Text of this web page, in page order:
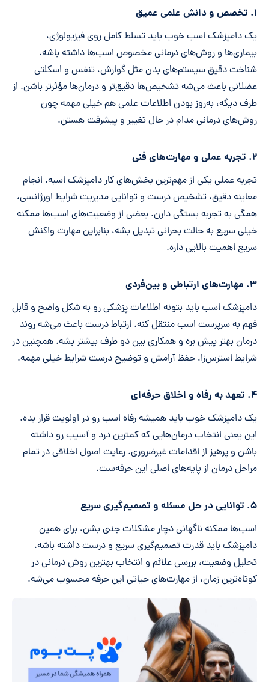
۱. تخصص و دانش علمی عمیق
یک دامپزشک اسب خوب باید تسلط کامل روی فیزیولوژی،
بیماری‌ها و روش‌های درمانی مخصوص اسب‌ها داشته باشه.
شناخت دقیق سیستم‌های بدن مثل گوارش، تنفس و اسکلتی-
عضلانی باعث می‌شه تشخیص‌ها دقیق‌تر و درمان‌ها مؤثرتر باشن. از
طرف دیگه، به‌روز بودن اطلاعات علمی هم خیلی مهمه چون
روش‌های درمانی مدام در حال تغییر و پیشرفت هستن.
۲. تجربه عملی و مهارت‌های فنی
تجربه عملی یکی از مهم‌ترین بخش‌های کار دامپزشک اسبه. انجام
معاینه دقیق، تشخیص درست و توانایی مدیریت شرایط اورژانسی،
همگی به تجربه بستگی دارن. بعضی از وضعیت‌های اسب‌ها ممکنه
خیلی سریع به حالت بحرانی تبدیل بشه، بنابراین مهارت واکنش
سریع اهمیت بالایی داره.
۳. مهارت‌های ارتباطی و بین‌فردی
دامپزشک اسب باید بتونه اطلاعات پزشکی رو به شکل واضح و قابل
فهم به سرپرست اسب منتقل کنه. ارتباط درست باعث می‌شه روند
درمان بهتر پیش بره و همکاری بین دو طرف بیشتر بشه. همچنین در
شرایط استرس‌زا، حفظ آرامش و توضیح درست شرایط خیلی مهمه.
۴. تعهد به رفاه و اخلاق حرفه‌ای
یک دامپزشک خوب باید همیشه رفاه اسب رو در اولویت قرار بده.
این یعنی انتخاب درمان‌هایی که کمترین درد و آسیب رو داشته
باشن و پرهیز از اقدامات غیرضروری. رعایت اصول اخلاقی در تمام
مراحل درمان از پایه‌های اصلی این حرفه‌ست.
۵. توانایی در حل مسئله و تصمیم‌گیری سریع
اسب‌ها ممکنه ناگهانی دچار مشکلات جدی بشن، برای همین
دامپزشک باید قدرت تصمیم‌گیری سریع و درست داشته باشه.
تحلیل وضعیت، بررسی علائم و انتخاب بهترین روش درمانی در
کوتاه‌ترین زمان، از مهارت‌های حیاتی این حرفه محسوب می‌شه.